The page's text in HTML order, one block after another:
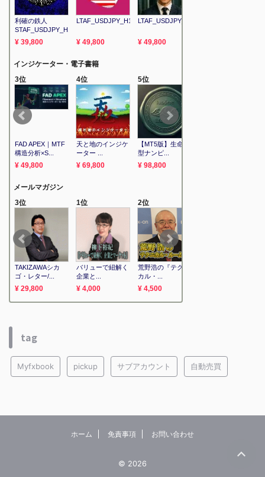
tag
Myfxbook pickup サブアカウント 自動売買
ホーム 免責事項 お問い合わせ
© 2026